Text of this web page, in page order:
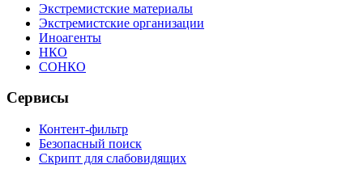
Экстремистские материалы
Экстремистские организации
Иноагенты
НКО
СОНКО
Сервисы
Контент-фильтр
Безопасный поиск
Скрипт для слабовидящих